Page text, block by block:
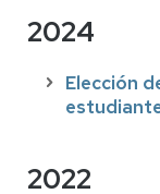
2024
Elección
2022